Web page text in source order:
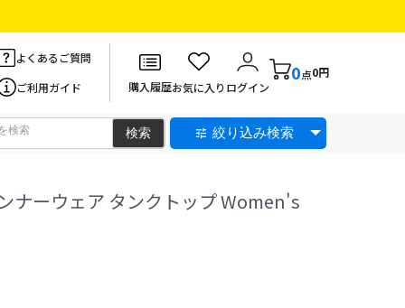
よくあるご質問
ご利用ガイド
購入履歴お気に入りログイン
0点0円
絞り込み検索
ナーウェア タンクトップ Women's